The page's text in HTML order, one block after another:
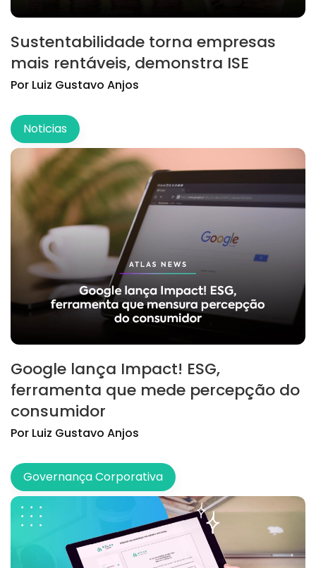
Sustentabilidade torna empresas
mais rentáveis, demonstra ISE
Por Luiz Gustavo Anjos
Noticias
Google lança Impact! ESG,
ferramenta que mede percepção do
consumidor
Por Luiz Gustavo Anjos
Governança Corporativa